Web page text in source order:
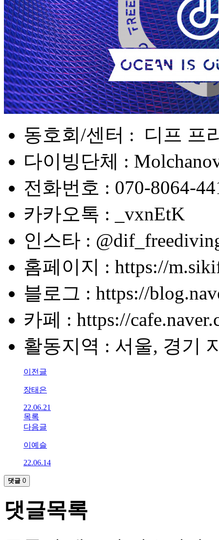
동호회/센터 : 디프 프
다이빙단체 :
전화번호 : 070-8064-
카카오톡 : _vxnEtK
인스타 :
홈페이지 : https://
블로그 : https://
카페 : https://
활동지역 : 서울, 경기
이전글
장태은
22.06.21
목록
다음글
이예슬
22.06.14
댓글 0
댓글목록